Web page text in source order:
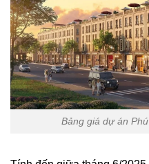
Bảng giá dự án